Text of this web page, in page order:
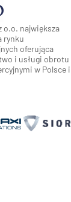
o.o. największa
rynku
oferująca
i usługi obrotu
w Polsce